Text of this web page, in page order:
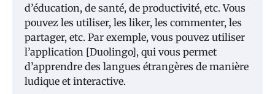
d’éducation, de santé, de productivité, etc. Vous
pouvez les utiliser, les liker, les commenter, les
partager, etc. Par exemple, vous pouvez utiliser
l’application [Duolingo], qui vous permet
d’apprendre des langues étrangères de manière
ludique et interactive.